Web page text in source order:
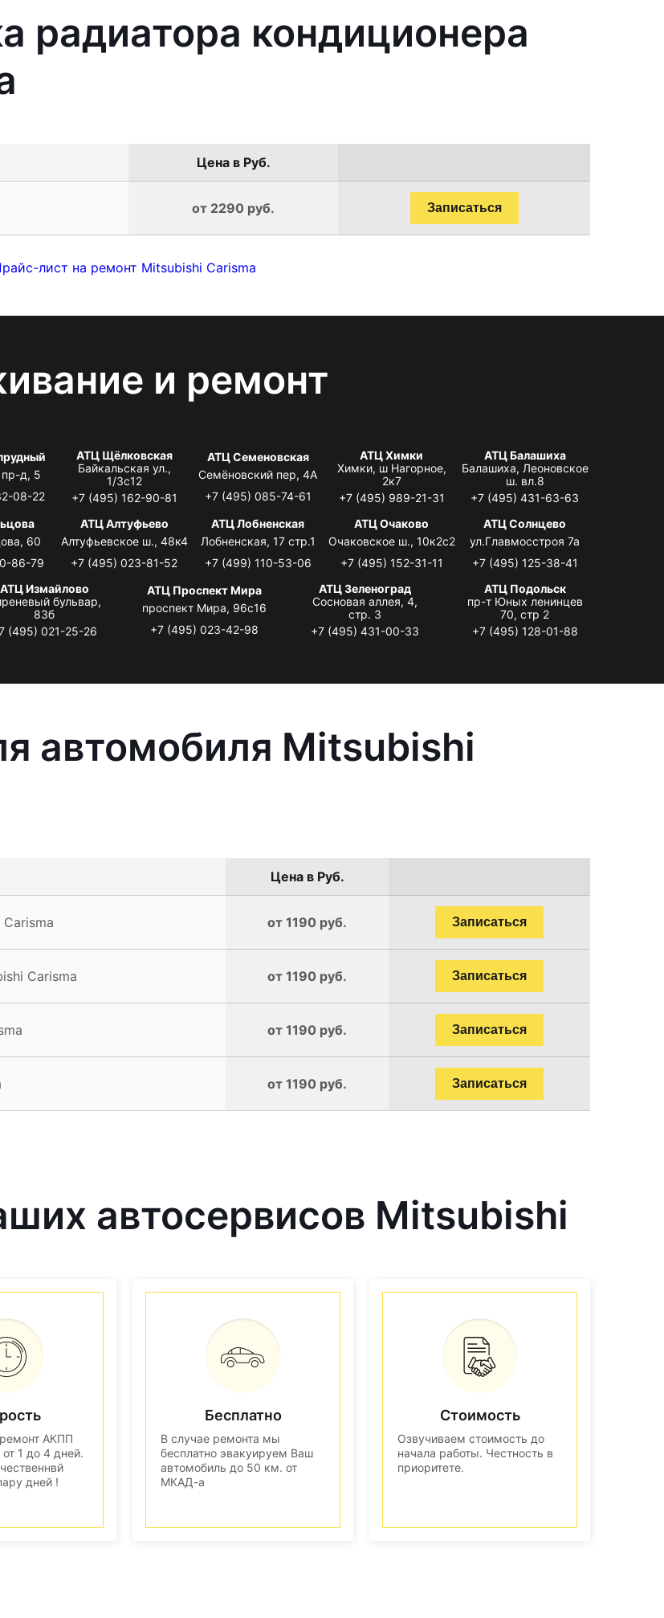
радиатора кондиционера
Цена в Руб.
от 2290 руб. Записаться
лист на ремонт Mitsubishi Carisma
и ремонт
пр-д, 5
08-22
АТЦ Щёлковская
Байкальская ул.,
1/3с12
+7 (495) 162-90-81
АТЦ Семеновская
Семёновский пер, 4А
+7 (495) 085-74-61
АТЦ Химки
Химки, ш Нагорное,
2к7
+7 (495) 989-21-31
АТЦ Балашиха
Балашиха, Леоновское
ш. вл.8
+7 (495) 431-63-63
60
86-79
АТЦ Алтуфьево
Алтуфьевское ш., 48к4
+7 (495) 023-81-52
АТЦ Лобненская
Лобненская, 17 стр.1
+7 (499) 110-53-06
АТЦ Очаково
Очаковское ш., 10к2с2
+7 (495) 152-31-11
АТЦ Солнцево
ул.Главмосстроя 7а
+7 (495) 125-38-41
АТЦ Измайлово
бульвар,
83б
(495) 021-25-26
АТЦ Проспект Мира
проспект Мира, 96с16
+7 (495) 023-42-98
АТЦ Зеленоград
Сосновая аллея, 4,
стр. 3
+7 (495) 431-00-33
АТЦ Подольск
пр-т Юных ленинцев
70, стр 2
+7 (495) 128-01-88
автомобиля Mitsubishi
Цена в Руб.
от 1190 руб. Записаться
Carisma от 1190 руб. Записаться
от 1190 руб. Записаться
от 1190 руб. Записаться
автосервисов Mitsubishi
АКПП
1 до 4 дней.
дней !
Бесплатно
В случае ремонта мы
бесплатно эвакуируем Ваш
автомобиль до 50 км. от
МКАД-а
Стоимость
Озвучиваем стоимость до
начала работы. Честность в
приоритете.